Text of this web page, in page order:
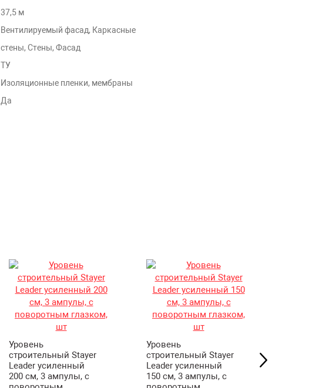
37,5 м
Вентилируемый фасад, Каркасные
стены, Стены, Фасад
ТУ
Изоляционные пленки, мембраны
Да
Уровень
строительный Stayer
Leader усиленный
200 см, 3 ампулы, с
Уровень
строительный Stayer
Leader усиленный
150 см, 3 ампулы, с